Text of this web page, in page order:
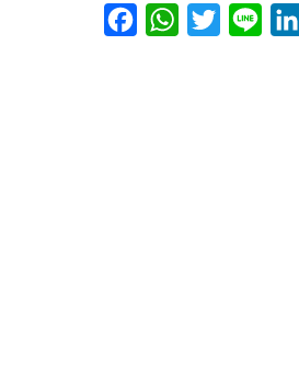
FacebookWhatsAppTwitterLine